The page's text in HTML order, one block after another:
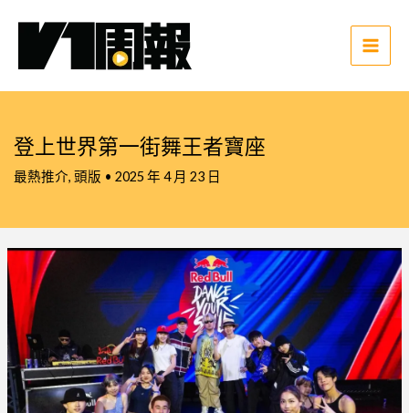
Main
登上世界第一街舞王者寶座
最熱推介, 頭版 • 2025 年 4 月 23 日